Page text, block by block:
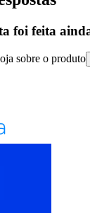
foi feita
sobre o produto